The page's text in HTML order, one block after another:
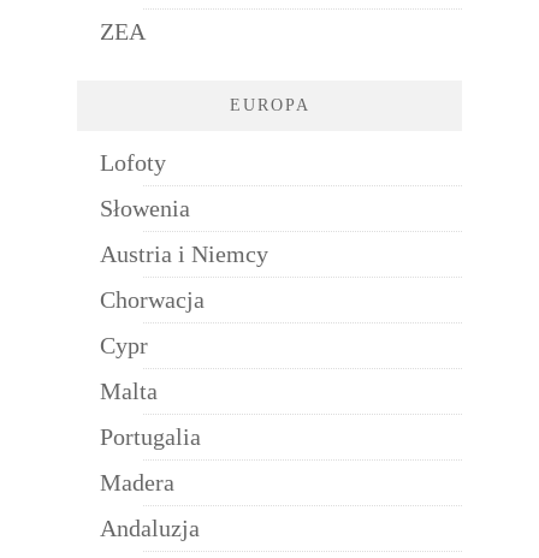
ZEA
EUROPA
Lofoty
Słowenia
Austria i Niemcy
Chorwacja
Cypr
Malta
Portugalia
Madera
Andaluzja